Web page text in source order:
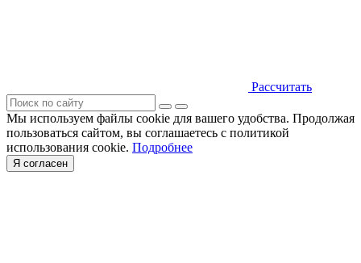
Рассчитать
Мы используем файлы cookie для вашего удобства. Продолжая
пользоваться сайтом, вы соглашаетесь с политикой
использования cookie. Подробнее
Я согласен